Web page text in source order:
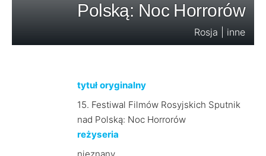
Polską: Noc Horrorów
Rosja | inne
tytuł oryginalny
15. Festiwal Filmów Rosyjskich Sputnik
nad Polską: Noc Horrorów
reżyseria